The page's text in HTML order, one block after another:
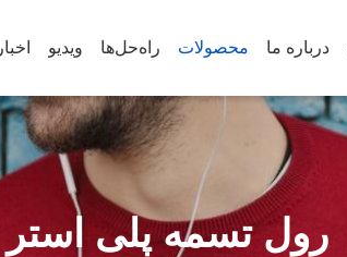
درباره ما محصولات راه‌حل‌ها ویدیو اخبار
رول تسمه پلی استر